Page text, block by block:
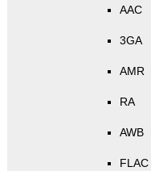
AAC
3GA
AMR
RA
AWB
FLAC